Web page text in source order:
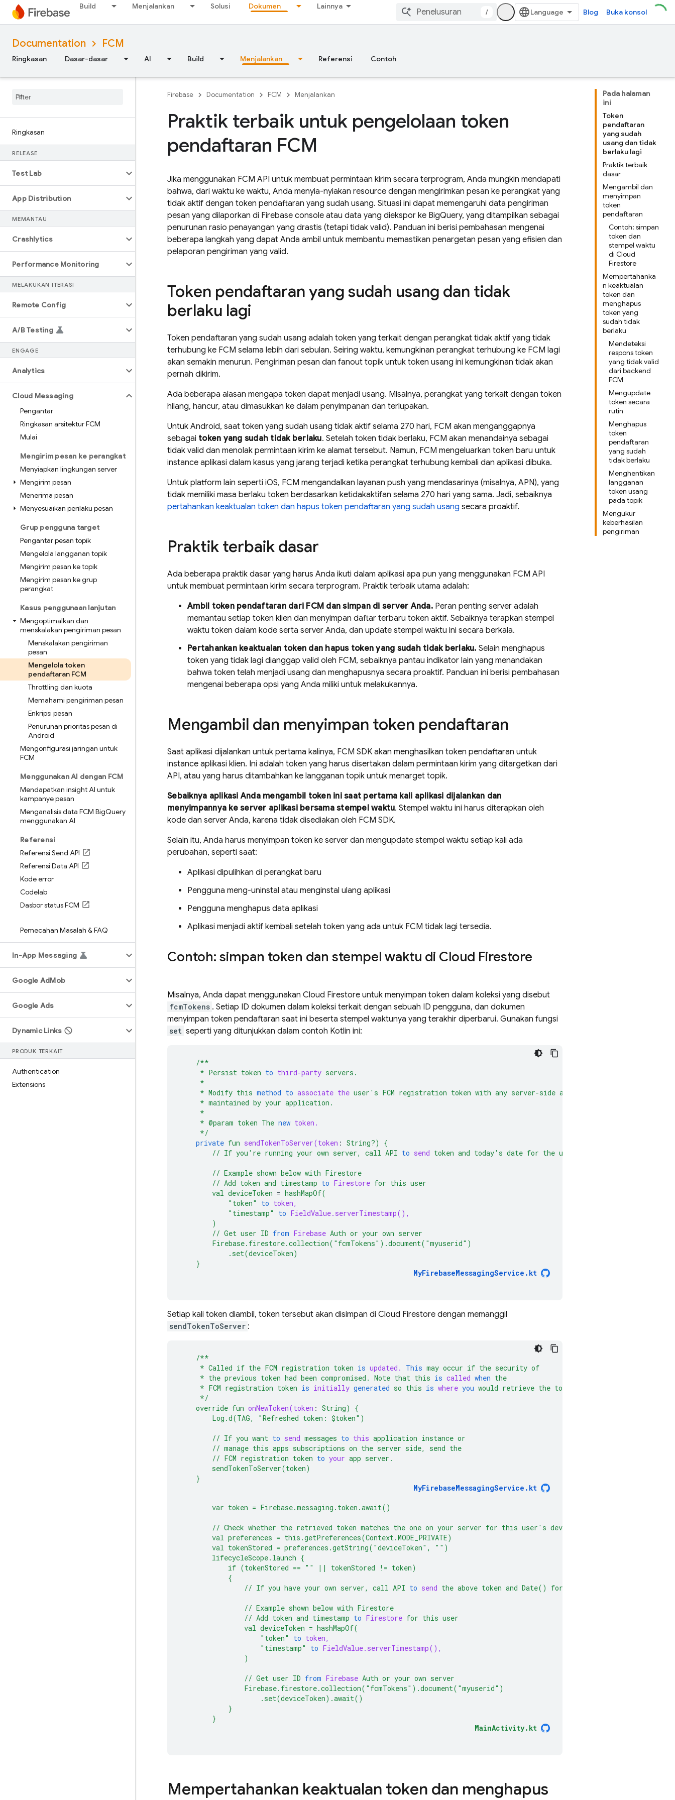
Build Menjalankan Solusi Dokumen Lainnya
/ Blog Buka konsol
Documentation FCM
Ringkasan Dasar-dasar AI Build Menjalankan Referensi Contoh
Ringkasan
RELEASE
Test Lab
App Distribution
MEMANTAU
Crashlytics
Performance Monitoring
MELAKUKAN ITERASI
Remote Config
A/B Testing
ENGAGE
Analytics
Cloud Messaging
Pengantar
Ringkasan arsitektur FCM
Mulai
Mengirim pesan ke perangkat
Menyiapkan lingkungan server
Mengirim pesan
Menerima pesan
Menyesuaikan perilaku pesan
Grup pengguna target
Pengantar pesan topik
Mengelola langganan topik
Mengirim pesan ke topik
Mengirim pesan ke grup
perangkat
Kasus penggunaan lanjutan
Mengoptimalkan dan
menskalakan pengiriman pesan
Menskalakan pengiriman
pesan
Mengelola token
pendaftaran FCM
Throttling dan kuota
Memahami pengiriman pesan
Enkripsi pesan
Penurunan prioritas pesan di
Android
Mengonfigurasi jaringan untuk
FCM
Menggunakan AI dengan FCM
Mendapatkan insight AI untuk
kampanye pesan
Menganalisis data FCM BigQuery
menggunakan AI
Referensi
Referensi Send API
Referensi Data API
Kode error
Codelab
Dasbor status FCM
Pemecahan Masalah & FAQ
In-App Messaging
Google AdMob
Google Ads
Dynamic Links
PRODUK TERKAIT
Authentication
Extensions
Pada halaman
ini
Token
pendaftaran
yang sudah
usang dan tidak
berlaku lagi
Praktik terbaik
dasar
Mengambil dan
menyimpan
token
pendaftaran
Contoh: simpan
token dan
stempel waktu
di Cloud
Firestore
Mempertahanka
n keaktualan
token dan
menghapus
token yang
sudah tidak
berlaku
Mendeteksi
respons token
yang tidak valid
dari backend
FCM
Mengupdate
token secara
rutin
Menghapus
token
pendaftaran
yang sudah
tidak berlaku
Menghentikan
langganan
token usang
pada topik
Mengukur
keberhasilan
pengiriman
Firebase Documentation FCM Menjalankan
Praktik terbaik untuk pengelolaan token
pendaftaran FCM
Jika menggunakan FCM API untuk membuat permintaan kirim secara terprogram, Anda mungkin mendapati
bahwa, dari waktu ke waktu, Anda menyia-nyiakan resource dengan mengirimkan pesan ke perangkat yang
tidak aktif dengan token pendaftaran yang sudah usang. Situasi ini dapat memengaruhi data pengiriman
pesan yang dilaporkan di Firebase console atau data yang diekspor ke BigQuery, yang ditampilkan sebagai
penurunan rasio penayangan yang drastis (tetapi tidak valid). Panduan ini berisi pembahasan mengenai
beberapa langkah yang dapat Anda ambil untuk membantu memastikan penargetan pesan yang efisien dan
pelaporan pengiriman yang valid.
Token pendaftaran yang sudah usang dan tidak
berlaku lagi
Token pendaftaran yang sudah usang adalah token yang terkait dengan perangkat tidak aktif yang tidak
terhubung ke FCM selama lebih dari sebulan. Seiring waktu, kemungkinan perangkat terhubung ke FCM lagi
akan semakin menurun. Pengiriman pesan dan fanout topik untuk token usang ini kemungkinan tidak akan
pernah dikirim.
Ada beberapa alasan mengapa token dapat menjadi usang. Misalnya, perangkat yang terkait dengan token
hilang, hancur, atau dimasukkan ke dalam penyimpanan dan terlupakan.
Untuk Android, saat token yang sudah usang tidak aktif selama 270 hari, FCM akan menganggapnya
sebagai token yang sudah tidak berlaku. Setelah token tidak berlaku, FCM akan menandainya sebagai
tidak valid dan menolak permintaan kirim ke alamat tersebut. Namun, FCM mengeluarkan token baru untuk
instance aplikasi dalam kasus yang jarang terjadi ketika perangkat terhubung kembali dan aplikasi dibuka.
Untuk platform lain seperti iOS, FCM mengandalkan layanan push yang mendasarinya (misalnya, APN), yang
tidak memiliki masa berlaku token berdasarkan ketidakaktifan selama 270 hari yang sama. Jadi, sebaiknya
pertahankan keaktualan token dan hapus token pendaftaran yang sudah usang secara proaktif.
Praktik terbaik dasar
Ada beberapa praktik dasar yang harus Anda ikuti dalam aplikasi apa pun yang menggunakan FCM API
untuk membuat permintaan kirim secara terprogram. Praktik terbaik utama adalah:
Ambil token pendaftaran dari FCM dan simpan di server Anda.Peran penting server adalah
memantau setiap token klien dan menyimpan daftar terbaru token aktif. Sebaiknya terapkan stempel
waktu token dalam kode serta server Anda, dan update stempel waktu ini secara berkala.
Pertahankan keaktualan token dan hapus token yang sudah tidak berlaku. Selain menghapus
token yang tidak lagi dianggap valid oleh FCM, sebaiknya pantau indikator lain yang menandakan
bahwa token telah menjadi usang dan menghapusnya secara proaktif. Panduan ini berisi pembahasan
mengenai beberapa opsi yang Anda miliki untuk melakukannya.
Mengambil dan menyimpan token pendaftaran
Saat aplikasi dijalankan untuk pertama kalinya, FCM SDK akan menghasilkan token pendaftaran untuk
instance aplikasi klien. Ini adalah token yang harus disertakan dalam permintaan kirim yang ditargetkan dari
API, atau yang harus ditambahkan ke langganan topik untuk menarget topik.
Sebaiknya aplikasi Anda mengambil token ini saat pertama kali aplikasi dijalankan dan
menyimpannya ke server aplikasi bersama stempel waktu. Stempel waktu ini harus diterapkan oleh
kode dan server Anda, karena tidak disediakan oleh FCM SDK.
Selain itu, Anda harus menyimpan token ke server dan mengupdate stempel waktu setiap kali ada
perubahan, seperti saat:
Aplikasi dipulihkan di perangkat baru
Pengguna meng-uninstal atau menginstal ulang aplikasi
Pengguna menghapus data aplikasi
Aplikasi menjadi aktif kembali setelah token yang ada untuk FCM tidak lagi tersedia.
Contoh: simpan token dan stempel waktu di Cloud Firestore
Misalnya, Anda dapat menggunakan Cloud Firestore untuk menyimpan token dalam koleksi yang disebut
fcmTokens . Setiap ID dokumen dalam koleksi terkait dengan sebuah ID pengguna, dan dokumen
menyimpan token pendaftaran saat ini beserta stempel waktunya yang terakhir diperbarui. Gunakan fungsi
set seperti yang ditunjukkan dalam contoh Kotlin ini:
/**
* Persist token to third-party servers.
*
* Modify this method to associate the user's FCM registration token with any server-side account
* maintained by your application.
*
* @param token The new token.
*/
private fun sendTokenToServer(token : String?)
{
// If you're running your own server, call API to send token and today's date for the user
// Example shown below with Firestore
// Add token and timestamp to Firestore for this user
val deviceToken = hashMapOf(
"token"
to token,
"timestamp"
to FieldValue.serverTimestamp(),
)
// Get user ID from Firebase Auth or your own server
Firebase.firestore.collection("fcmTokens").document("myuserid")
.set(deviceToken)
}
MyFirebaseMessagingService.kt
Setiap kali token diambil, token tersebut akan disimpan di Cloud Firestore dengan memanggil
sendTokenToServer :
/**
* Called if the FCM registration token is updated. This may occur if the security of
* the previous token had been compromised. Note that this is called when the
* FCM registration token is initially generated so this is where you would retrieve the token.
*/
override fun onNewToken(token : String)
{
Log.d(TAG,
"Refreshed token: $token" )
// If you want to send messages to this application instance or
// manage this apps subscriptions on the server side, send the
// FCM registration token to your app server.
sendTokenToServer(token)
}
MyFirebaseMessagingService.kt
var token = Firebase.messaging.token.await()
// Check whether the retrieved token matches the one on your server for this user's device
val preferences = this.getPreferences(Context.MODE_PRIVATE)
val tokenStored = preferences.getString("deviceToken", "" )
lifecycleScope.launch {
if (tokenStored == "" || tokenStored ! = token)
{
// If you have your own server, call API to send the above token and Date() for
// Example shown below with Firestore
// Add token and timestamp to Firestore for this user
val deviceToken = hashMapOf(
"token"
to token,
"timestamp"
to FieldValue.serverTimestamp(),
)
// Get user ID from Firebase Auth or your own server
Firebase.firestore.collection("fcmTokens").document("myuserid")
.set(deviceToken).await()
}
}
MainActivity.kt
Mempertahankan keaktualan token dan menghapus